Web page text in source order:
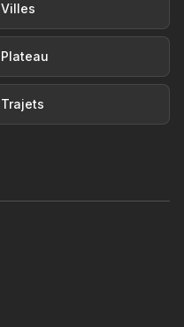
Villes
Plateau
Trajets